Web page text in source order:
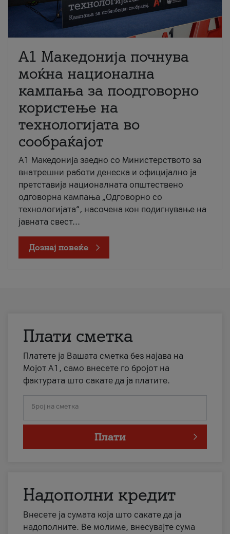
A1 Македонија почнува
моќна национална
кампања за поодговорно
користење на
технологијата во
сообраќајот
A1 Македонија заедно со Министерството за
внатрешни работи денеска и официјално ја
претставија националната општествено
одговорна кампања „Одговорно со
технологијата“, насочена кон подигнување на
јавната свест...
Дознај повеќе
Плати сметка
Платете ја Вашата сметка без најава на
Мојот А1, само внесете го бројот на
фактурата што сакате да ја платите.
Број на сметка
Плати
Надополни кредит
Внесете ја сумата која што сакате да ја
надополните. Ве молиме, внесувајте сума